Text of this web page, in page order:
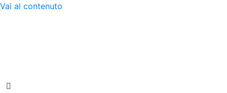
Vai al contenuto